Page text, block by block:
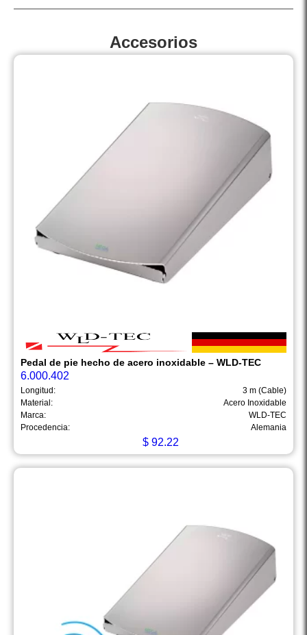
Accesorios
Pedal de pie hecho de acero inoxidable – WLD-TEC
6.000.402
Longitud:
3 m (Cable)
Material:
Acero Inoxidable
Marca:
WLD-TEC
Procedencia:
Alemania
$92.22